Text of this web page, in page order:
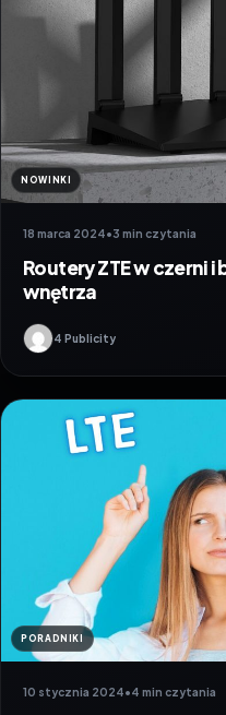
NOWINKI
18 marca 2024•3 min czytania
Routery ZTE w czerni
wnętrza
4 Publicity
PORADNIKI
10 stycznia 2024•4 min czytania